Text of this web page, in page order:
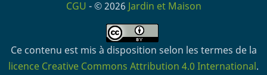
CGU - © 2026 Jardin et Maison
Ce contenu est mis à disposition selon les termes de la
licence Creative Commons Attribution 4.0 International.